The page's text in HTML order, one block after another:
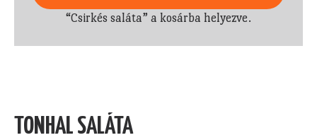
“Csirkés saláta” a kosárba helyezve.
TONHAL SALÁTA